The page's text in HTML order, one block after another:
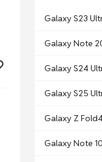
Galaxy S23
Galaxy Note
Galaxy S24
Galaxy S25
Galaxy Z
Galaxy Note